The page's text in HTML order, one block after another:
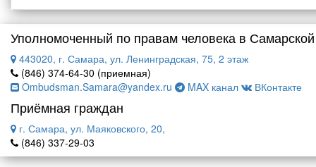
Уполномоченный по правам человека в
443020, г. Самара, ул. Ленинградская, 75, 2 этаж
(846) 374-64-30 (приемная)
Ombudsman.Samara@yandex.ru
MAX канал ВКонтакте
Приёмная граждан
г. Самара, ул. Маяковского, 20,
(846) 337-29-03